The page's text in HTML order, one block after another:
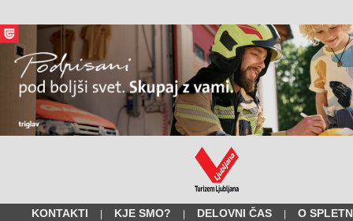
KONTAKTI KJE SMO? DELOVNI ČAS
O